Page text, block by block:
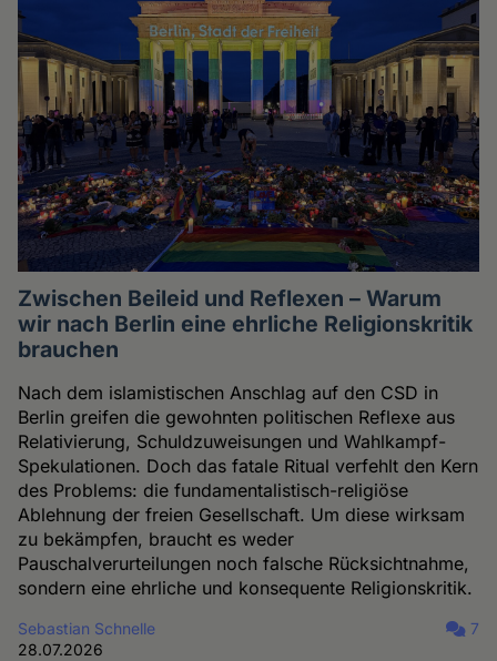
Zwischen Beileid und Reflexen – Warum
wir nach Berlin eine ehrliche Religionskritik
brauchen
Nach dem islamistischen Anschlag auf den CSD in
Berlin greifen die gewohnten politischen Reflexe aus
Relativierung, Schuldzuweisungen und Wahlkampf-
Spekulationen. Doch das fatale Ritual verfehlt den Kern
des Problems: die fundamentalistisch-religiöse
Ablehnung der freien Gesellschaft. Um diese wirksam
zu bekämpfen, braucht es weder
Pauschalverurteilungen noch falsche Rücksichtnahme,
sondern eine ehrliche und konsequente Religionskritik.
Sebastian Schnelle
28.07.2026
7